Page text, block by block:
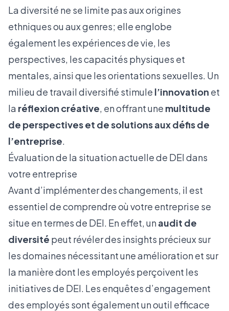
La diversité ne se limite pas aux origines
ethniques ou aux genres; elle englobe
également les expériences de vie, les
perspectives, les capacités physiques et
mentales, ainsi que les orientations sexuelles. Un
milieu de travail diversifié stimule l’innovation et
la réflexion créative, en offrant une multitude
de perspectives et de solutions aux défis de
l’entreprise.
Évaluation de la situation actuelle de DEI dans
votre entreprise
Avant d’implémenter des changements, il est
essentiel de comprendre où votre entreprise se
situe en termes de DEI. En effet, unaudit de
diversité peut révéler des insights précieux sur
les domaines nécessitant une amélioration et sur
la manière dont les employés perçoivent les
initiatives de DEI. Les enquêtes d’engagement
des employés sont également un outil efficace